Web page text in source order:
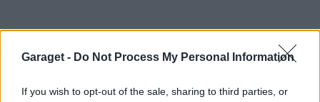
Garaget - Do Not Process My Personal Information
If you wish to opt-out of the sale, sharing to third parties, or
Passat -13 2.0tdi DSG Växellåda bråkar 10 svar
felsökning